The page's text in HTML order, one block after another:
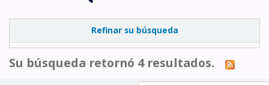
Refinar su búsqueda
Su búsqueda retornó 4 resultados.